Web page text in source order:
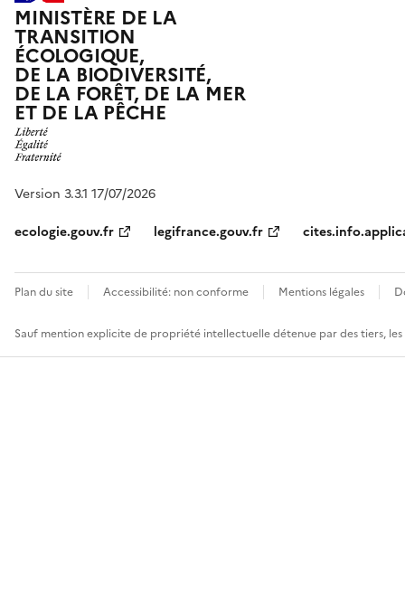
MINISTÈRE DE LA
TRANSITION
ÉCOLOGIQUE,
DE LA BIODIVERSITÉ,
DE LA FORÊT, DE LA MER
ET DE LA PÊCHE
Version 3.3.1 17/07/2026
ecologie.gouv.fr
legifrance.gouv.fr
Plan du site Accessibilité: non conforme Mentions légales
Sauf mention explicite de propriété intellectuelle détenue par des tiers,